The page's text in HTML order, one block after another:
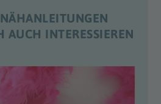
AUCH INTERESSIEREN